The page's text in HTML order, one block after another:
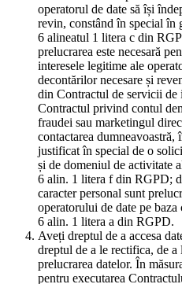
operatorul de date să își
revin, constând în special în
6 alineatul 1 litera c din
prelucrarea este necesară
interesele legitime ale
decontărilor necesare și
din Contractul de servicii de
Contractul privind contul
fraudei sau marketingul
contactarea dumneavoastră,
justificat în special de o
și de domeniul de activitate
6 alin. 1 litera f din RGPD;
caracter personal sunt
operatorului de date pe
6 alin. 1 litera a din RGPD.
Aveți dreptul de a accesa
dreptul de a le rectifica, de
prelucrarea datelor. În
pentru executarea